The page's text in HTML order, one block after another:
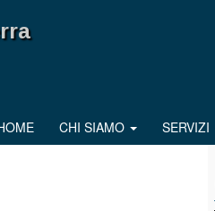
CHI SIAMO SERVIZI